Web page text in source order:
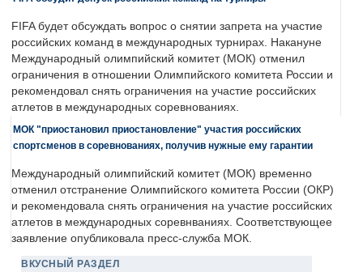
FIFA будет обсуждать вопрос о снятии запрета на участие
российских команд в международных турнирах. Накануне
Международный олимпийский комитет (МОК) отменил
ограничения в отношении Олимпийского комитета России и
рекомендовал снять ограничения на участие российских
атлетов в международных соревнованиях.
МОК "приостановил приостановление" участия российских
спортсменов в соревнованиях, получив нужные ему гарантии
Международный олимпийский комитет (МОК) временно
отменил отстранение Олимпийского комитета России (ОКР)
и рекомендовала снять ограничения на участие российских
атлетов в международных соревнваниях. Соответствующее
заявление опубликовала пресс-служба МОК.
ВКУСНЫЙ РАЗДЕЛ